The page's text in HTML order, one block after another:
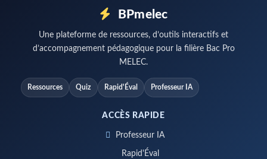
BPmelec
Une plateforme de ressources, d’outils interactifs et
d’accompagnement pédagogique pour la filière Bac Pro
MELEC.
Ressources Quiz Rapid'Éval Professeur IA
ACCÈS RAPIDE
Professeur IA
Rapid'Éval